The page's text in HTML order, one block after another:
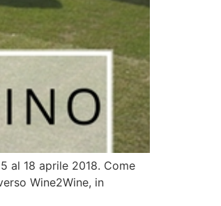
al 18 aprile 2018. Come
Wine2Wine, in